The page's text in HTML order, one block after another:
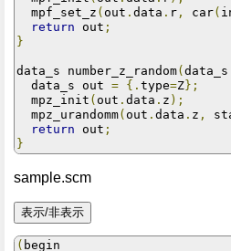
  mpf_set_z
( out . data . r , car(
return out ;
}
data_s number_z_random(
  data_s out
= {. type=Z};
  mpz_init
( out . data . z );
  mpz_urandomm
( out . data . z ,
return out ;
}
sample.scm
( begin